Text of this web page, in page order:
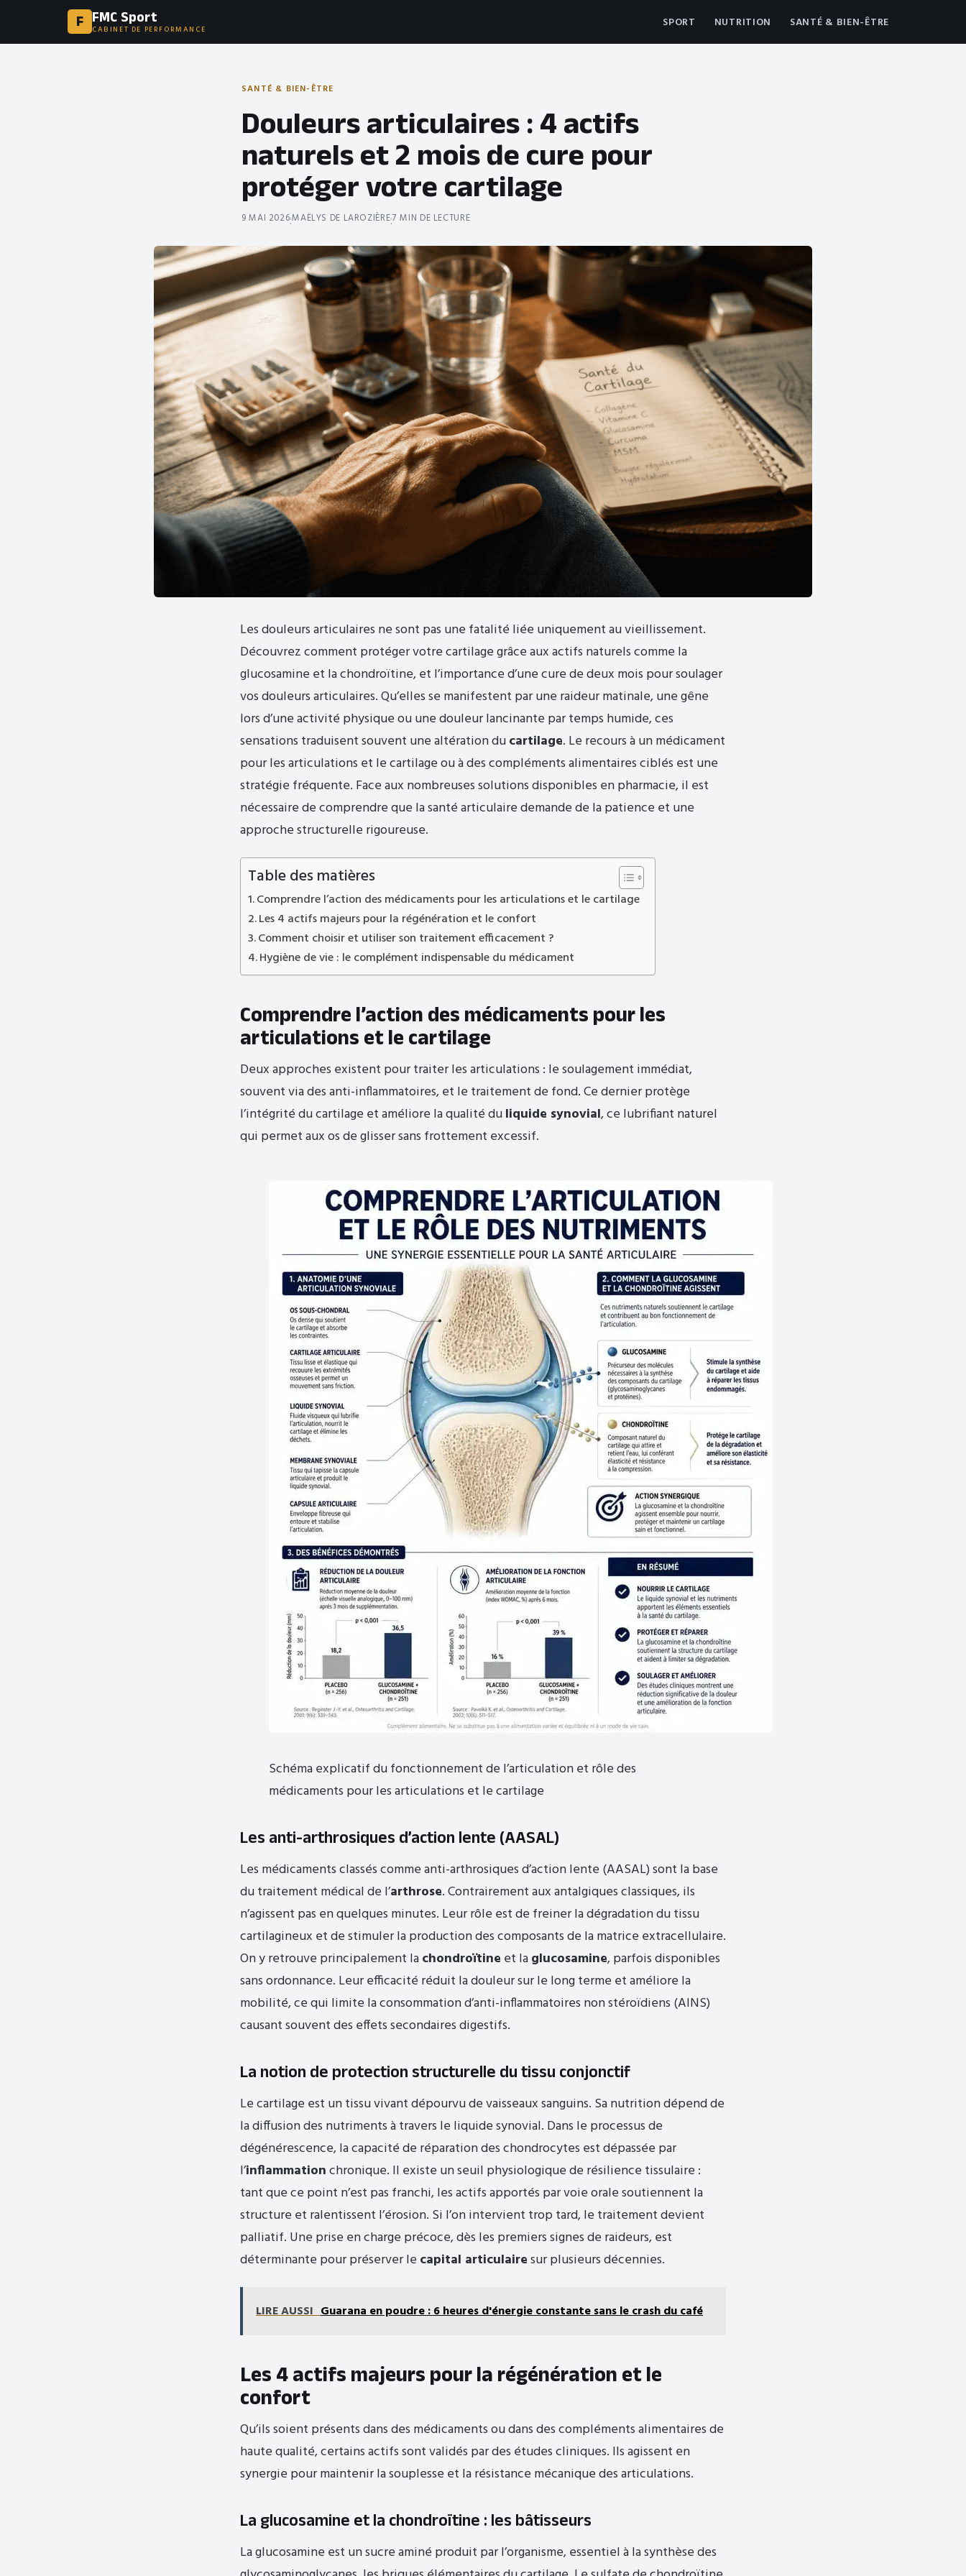
F FMC Sport
CABINET DE PERFORMANCE SPORT NUTRITION SANTÉ & BIEN-ÊTRE
SANTÉ & BIEN-ÊTRE
Douleurs articulaires : 4 actifs
naturels et 2 mois de cure pour
protéger votre cartilage
9 MAI 2026·MAËLYS DE LAROZIÈRE·7 MIN DE LECTURE
Les douleurs articulaires ne sont pas une fatalité liée uniquement au vieillissement.
Découvrez comment protéger votre cartilage grâce aux actifs naturels comme la
glucosamine et la chondroïtine, et l’importance d’une cure de deux mois pour soulager
vos douleurs articulaires. Qu’elles se manifestent par une raideur matinale, une gêne
lors d’une activité physique ou une douleur lancinante par temps humide, ces
sensations traduisent souvent une altération ducartilage. Le recours à un médicament
pour les articulations et le cartilage ou à des compléments alimentaires ciblés est une
stratégie fréquente. Face aux nombreuses solutions disponibles en pharmacie, il est
nécessaire de comprendre que la santé articulaire demande de la patience et une
approche structurelle rigoureuse.
Table des matières
Comprendre l’action des médicaments pour les articulations et le cartilage
Les 4 actifs majeurs pour la régénération et le confort
Comment choisir et utiliser son traitement efficacement ?
Hygiène de vie : le complément indispensable du médicament
Comprendre l’action des médicaments pour les
articulations et le cartilage
Deux approches existent pour traiter les articulations : le soulagement immédiat,
souvent via des anti-inflammatoires, et le traitement de fond. Ce dernier protège
l’intégrité du cartilage et améliore la qualité duliquide synovial, ce lubrifiant naturel
qui permet aux os de glisser sans frottement excessif.
Schéma explicatif du fonctionnement de l’articulation et rôle des
médicaments pour les articulations et le cartilage
Les anti-arthrosiques d’action lente (AASAL)
Les médicaments classés comme anti-arthrosiques d’action lente (AASAL) sont la base
du traitement médical de l’arthrose. Contrairement aux antalgiques classiques, ils
n’agissent pas en quelques minutes. Leur rôle est de freiner la dégradation du tissu
cartilagineux et de stimuler la production des composants de la matrice extracellulaire.
On y retrouve principalement lachondroïtine et laglucosamine, parfois disponibles
sans ordonnance. Leur efficacité réduit la douleur sur le long terme et améliore la
mobilité, ce qui limite la consommation d’anti-inflammatoires non stéroïdiens (AINS)
causant souvent des effets secondaires digestifs.
La notion de protection structurelle du tissu conjonctif
Le cartilage est un tissu vivant dépourvu de vaisseaux sanguins. Sa nutrition dépend de
la diffusion des nutriments à travers le liquide synovial. Dans le processus de
dégénérescence, la capacité de réparation des chondrocytes est dépassée par
l’inflammationchronique. Il existe un seuil physiologique de résilience tissulaire :
tant que ce point n’est pas franchi, les actifs apportés par voie orale soutiennent la
structure et ralentissent l’érosion. Si l’on intervient trop tard, le traitement devient
palliatif. Une prise en charge précoce, dès les premiers signes de raideurs, est
déterminante pour préserver le capital articulairesur plusieurs décennies.
LIRE AUSSI Guarana en poudre : 6 heures d'énergie constante sans le crash du café
Les 4 actifs majeurs pour la régénération et le
confort
Qu’ils soient présents dans des médicaments ou dans des compléments alimentaires de
haute qualité, certains actifs sont validés par des études cliniques. Ils agissent en
synergie pour maintenir la souplesse et la résistance mécanique des articulations.
La glucosamine et la chondroïtine : les bâtisseurs
La glucosamine est un sucre aminé produit par l’organisme, essentiel à la synthèse des